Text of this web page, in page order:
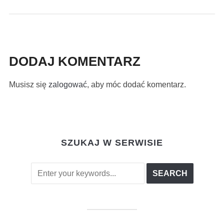
DODAJ KOMENTARZ
Musisz się zalogować, aby móc dodać komentarz.
SZUKAJ W SERWISIE